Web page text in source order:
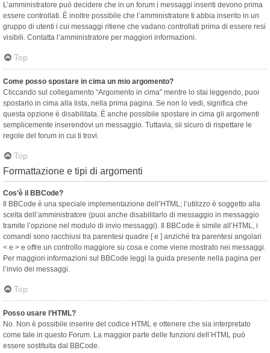
L’amministratore può decidere che in un forum i messaggi inseriti devono prima
essere controllati. È inoltre possibile che l’amministratore ti abbia inserito in un
gruppo di utenti i cui messaggi ritiene che vadano controllati prima di essere resi
visibili. Contatta l’amministratore per maggiori informazioni.
Top
Come posso spostare in cima un mio argomento?
Cliccando sul collegamento “Argomento in cima” mentre lo stai leggendo, puoi
spostarlo in cima alla lista, nella prima pagina. Se non lo vedi, significa che
questa opzione è disabilitata. È anche possibile spostare in cima gli argomenti
semplicemente inserendovi un messaggio. Tuttavia, sii sicuro di rispettare le
regole del forum in cui ti trovi.
Top
Formattazione e tipi di argomenti
Cos’è il BBCode?
Il BBCode è una speciale implementazione dell’HTML; l’utilizzo è soggetto alla
scelta dell’amministratore (puoi anche disabilitarlo di messaggio in messaggio
tramite l’opzione nel modulo di invio messaggi). Il BBCode è simile all’HTML, i
comandi sono racchiusi tra parentesi quadre [ e ] anziché tra parentesi angolari
< e > e offre un controllo maggiore su cosa e come viene mostrato nei messaggi.
Per maggiori informazioni sul BBCode leggi la guida presente nella pagina per
l’invio dei messaggi.
Top
Posso usare l’HTML?
No. Non è possibile inserire del codice HTML e ottenere che sia interpretato
come tale in questo Forum. La maggior parte delle funzioni dell’HTML può
essere sostituita dal BBCode.